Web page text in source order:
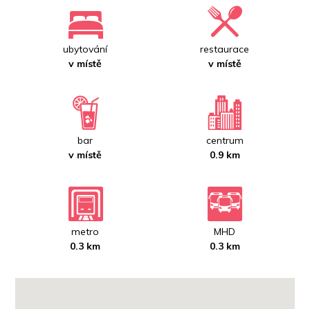
ubytování
v místě
restaurace
v místě
bar
v místě
centrum
0.9 km
metro
0.3 km
MHD
0.3 km